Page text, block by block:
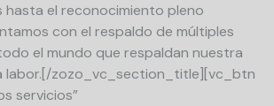
el reconocimiento pleno
con el respaldo de múltiples
el mundo que respaldan nuestra
labor.[/zozo_vc_section_title][vc_btn
servicios”